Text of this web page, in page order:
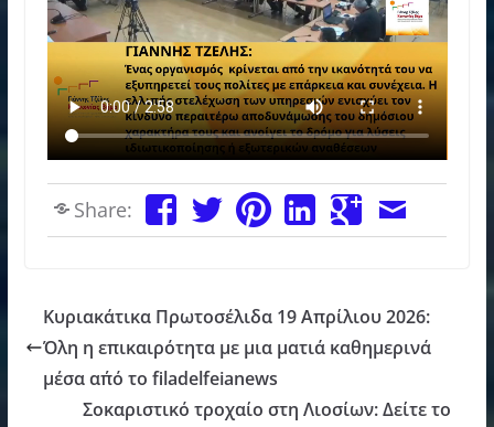
Share:
Κυριακάτικα Πρωτοσέλιδα 19 Απρίλιου 2026:
Όλη η επικαιρότητα με μια ματιά καθημερινά
μέσα απ΄ό το filadelfeianews
Σοκαριστικό τροχαίο στη Λιοσίων: Δείτε το